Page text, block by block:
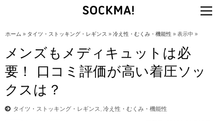
ホーム » タイツ・ストッキング・レギンス » 冷え性・むくみ・機能性 » 表示中 »
メンズもメディキュットは必
要！ 口コミ評価が高い着圧ソッ
クスは？
タイツ・ストッキング・レギンス, 冷え性・むくみ・機能性